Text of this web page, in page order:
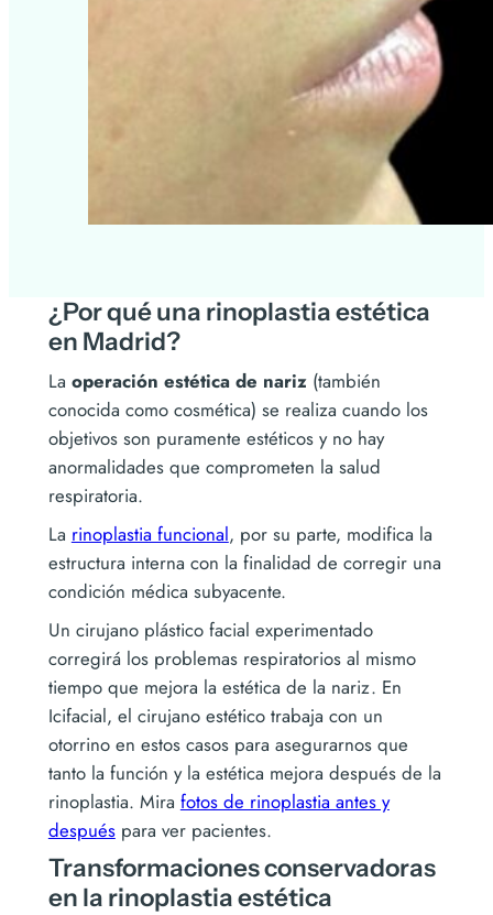
¿Por qué una rinoplastia estética
en Madrid?
La operación estética de nariz(también
conocida como cosmética) se realiza cuando los
objetivos son puramente estéticos y no hay
anormalidades que comprometen la salud
respiratoria.
La rinoplastia funcional, por su parte, modifica la
estructura interna con la finalidad de corregir una
condición médica subyacente.
Un cirujano plástico facial experimentado
corregirá los problemas respiratorios al mismo
tiempo que mejora la estética de la nariz. En
Icifacial, el cirujano estético trabaja con un
otorrino en estos casos para asegurarnos que
tanto la función y la estética mejora después de la
rinoplastia. Mira fotos de rinoplastia antes y
despuéspara ver pacientes.
Transformaciones conservadoras
en la rinoplastia estética